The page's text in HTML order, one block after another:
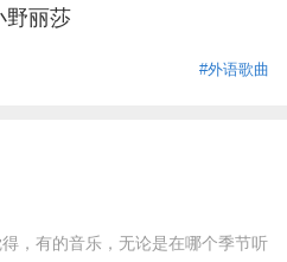
野丽莎
#外语歌曲
，有的音乐，无论是在哪个季节听